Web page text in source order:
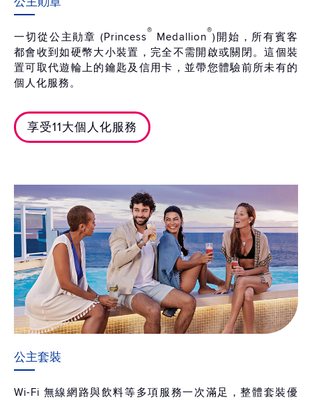
一切從公主勛章 (Princess® Medallion®)開始，所有賓客
都會收到如硬幣大小裝置，完全不需開啟或關閉。這個裝
置可取代遊輪上的鑰匙及信用卡，並帶您體驗前所未有的
個人化服務。
享受11大個人化服務
公主套裝
Wi-Fi 無線網路與飲料等多項服務一次滿足，整體套裝優